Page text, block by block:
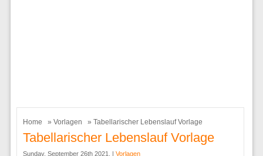
Home » Vorlagen » Tabellarischer Lebenslauf Vorlage
Tabellarischer Lebenslauf Vorlage
Sunday, September 26th 2021. | Vorlagen